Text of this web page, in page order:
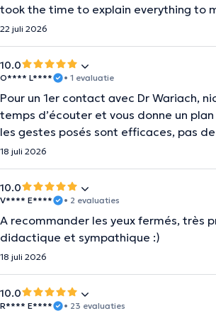
took the time to explain everything to
22 juli 2026
10.0
O**** L**** • 1 evaluatie
Pour un 1er contact avec Dr Wariach,
temps d’écouter et vous donne un
les gestes posés sont efficaces, pas
18 juli 2026
10.0
V**** E**** • 2 evaluaties
A recommander les yeux fermés, très
didactique et sympathique :)
18 juli 2026
10.0
R**** E**** • 23 evaluaties